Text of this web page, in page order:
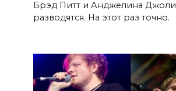
Брэд Питт и Анджелина Джоли
разводятся. На этот раз точно.